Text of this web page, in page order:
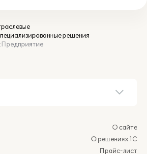
решения
О сайте
О решениях 1С
Прайс-лист